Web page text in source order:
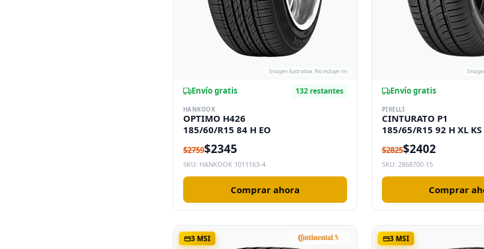
Imagen ilustrativa. No incluye rin.
Envío gratis 132 restantes
HANKOOK
OPTIMO H426
185/60/R15 84 H EO
$2759$2345
SKU: HANKOOK 1011163-4
Comprar ahora
Envío gratis
PIRELLI
CINTURATO P1
185/65/R15 92 H XL KS
$2825$2402
SKU: 2868700-15
Comprar
3 MSI 3 MSI